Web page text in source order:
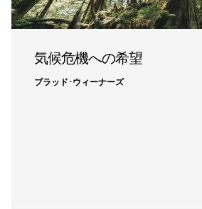
気候危機への希望
ブラッド･ウィーナーズ